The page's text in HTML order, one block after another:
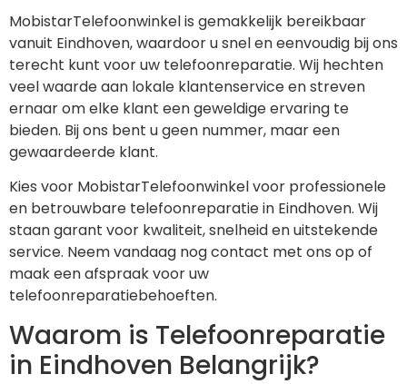
MobistarTelefoonwinkel is gemakkelijk bereikbaar
vanuit Eindhoven, waardoor u snel en eenvoudig bij ons
terecht kunt voor uw telefoonreparatie. Wij hechten
veel waarde aan lokale klantenservice en streven
ernaar om elke klant een geweldige ervaring te
bieden. Bij ons bent u geen nummer, maar een
gewaardeerde klant.
Kies voor MobistarTelefoonwinkel voor professionele
en betrouwbare telefoonreparatie in Eindhoven. Wij
staan garant voor kwaliteit, snelheid en uitstekende
service. Neem vandaag nog contact met ons op of
maak een afspraak voor uw
telefoonreparatiebehoeften.
Waarom is Telefoonreparatie
in Eindhoven Belangrijk?